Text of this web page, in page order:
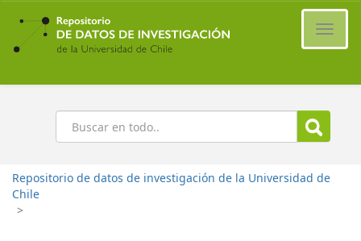
Ir
contenido
principal
Buscar
Repositorio de datos de investigación de la Universidad de
Chile
>